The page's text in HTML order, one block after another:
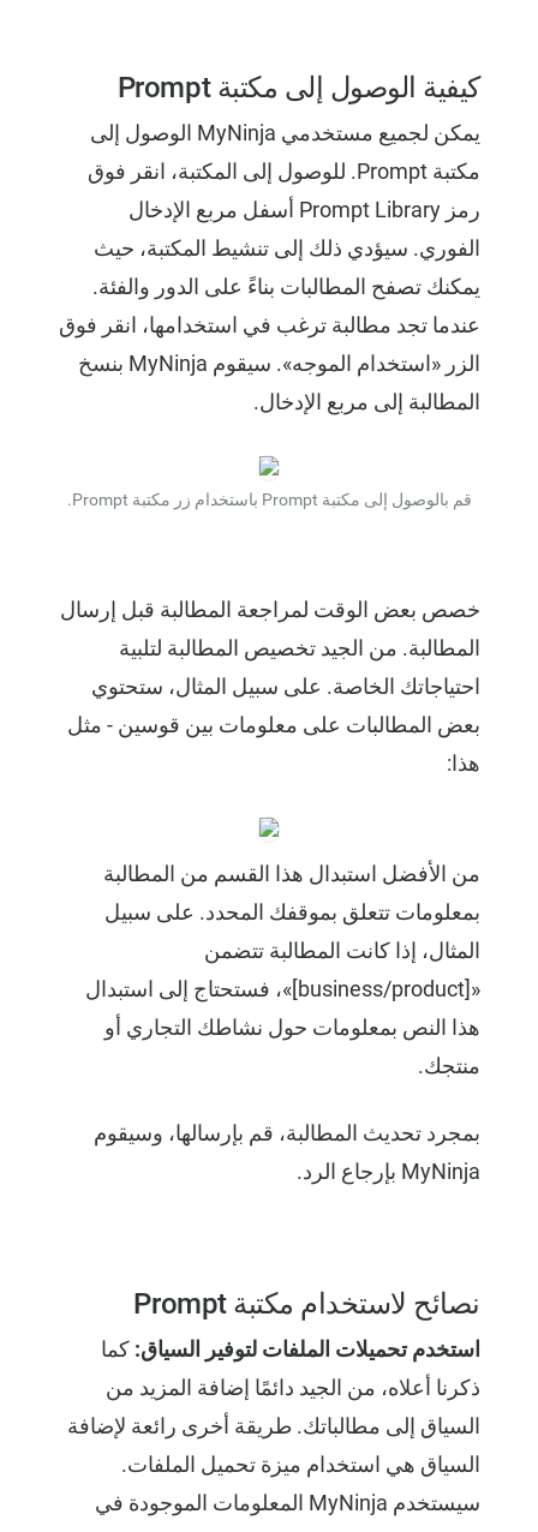
كيفية الوصول إلى مكتبة Prompt
يمكن لجميع مستخدمي MyNinja الوصول إلى
مكتبة Prompt. للوصول إلى المكتبة، انقر فوق
رمز Prompt Library أسفل مربع الإدخال
الفوري. سيؤدي ذلك إلى تنشيط المكتبة، حيث
يمكنك تصفح المطالبات بناءً على الدور والفئة.
عندما تجد مطالبة ترغب في استخدامها، انقر فوق
الزر «استخدام الموجه». سيقوم MyNinja بنسخ
المطالبة إلى مربع الإدخال.
قم بالوصول إلى مكتبة Prompt باستخدام زر مكتبة Prompt.
خصص بعض الوقت لمراجعة المطالبة قبل إرسال
المطالبة. من الجيد تخصيص المطالبة لتلبية
احتياجاتك الخاصة. على سبيل المثال، ستحتوي
بعض المطالبات على معلومات بين قوسين - مثل
هذا:
من الأفضل استبدال هذا القسم من المطالبة
بمعلومات تتعلق بموقفك المحدد. على سبيل
المثال، إذا كانت المطالبة تتضمن
«[business/product]»، فستحتاج إلى استبدال
هذا النص بمعلومات حول نشاطك التجاري أو
منتجك.
بمجرد تحديث المطالبة، قم بإرسالها، وسيقوم
MyNinja بإرجاع الرد.
نصائح لاستخدام مكتبة Prompt
استخدم تحميلات الملفات لتوفير السياق: كما
ذكرنا أعلاه، من الجيد دائمًا إضافة المزيد من
السياق إلى مطالباتك. طريقة أخرى رائعة لإضافة
السياق هي استخدام ميزة تحميل الملفات.
سيستخدم MyNinja المعلومات الموجودة في